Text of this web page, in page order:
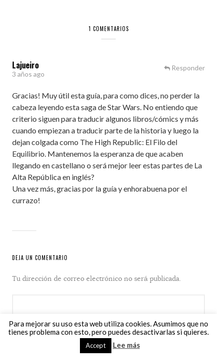
1 COMENTARIOS
Lajueiro
3 años ago
Gracias! Muy útil esta guía, para como dices, no perder la
cabeza leyendo esta saga de Star Wars. No entiendo que
criterio siguen para traducir algunos libros/cómics y más
cuando empiezan a traducir parte de la historia y luego la
dejan colgada como The High Republic: El Filo del
Equilibrio. Mantenemos la esperanza de que acaben
llegando en castellano o será mejor leer estas partes de La
Alta República en inglés?
Una vez más, gracias por la guía y enhorabuena por el
currazo!
Responder
DEJA UN COMENTARIO
Tu dirección de correo electrónico no será publicada.
Para mejorar su uso esta web utiliza cookies. Asumimos que no
tienes problema con esto, pero puedes desactivarlas si quieres.
Accept Lee más